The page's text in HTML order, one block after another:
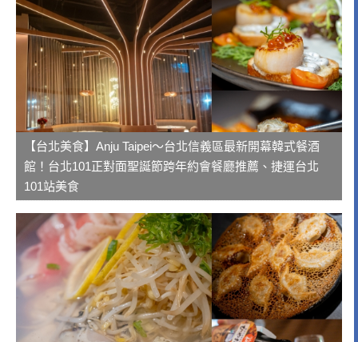
【台北美食】Anju Taipei～台北信義區最新開幕韓式餐酒
館！台北101正對面聖誕節跨年約會餐廳推薦、捷運台北
101站美食